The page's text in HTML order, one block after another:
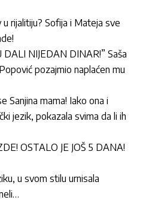
rijalitiju? Sofija i Mateja sve
NIJEDAN DINAR!” Saša
pozajmio naplaćen mu
Sanjina mama! Iako ona i
jezik, pokazala svima da li ih
OSTALO JE JOŠ 5 DANA!
u svom stilu urnisala